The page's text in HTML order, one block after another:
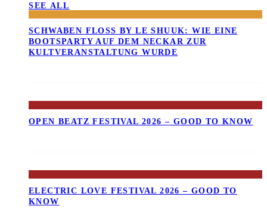
SEE ALL
SCHWABEN FLOSS BY LE SHUUK: WIE EINE B
OOTSPARTY AUF DEM NECKAR ZUR K
ULTVERANSTALTUNG WURDE
OPEN BEATZ FESTIVAL 2026 – GOOD TO KNOW
ELECTRIC LOVE FESTIVAL 2026 – GOOD TO
KNOW